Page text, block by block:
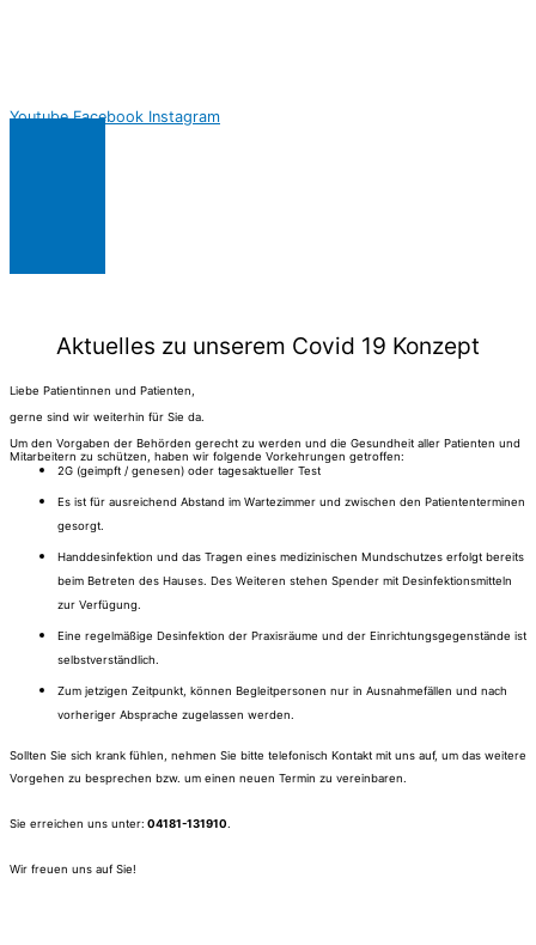
Youtube Facebook Instagram
Aktuelles zu unserem Covid 19 Konzept
Liebe Patientinnen und Patienten,
gerne sind wir weiterhin für Sie da.
Um den Vorgaben der Behörden gerecht zu werden und die Gesundheit aller Patienten und
Mitarbeitern zu schützen, haben wir folgende Vorkehrungen getroffen:
2G (geimpft / genesen) oder tagesaktueller Test
Es ist für ausreichend Abstand im Wartezimmer und zwischen den Patiententerminen
gesorgt.
Handdesinfektion und das Tragen eines medizinischen Mundschutzes erfolgt bereits
beim Betreten des Hauses. Des Weiteren stehen Spender mit Desinfektionsmitteln
zur Verfügung.
Eine regelmäßige Desinfektion der Praxisräume und der Einrichtungsgegenstände ist
selbstverständlich.
Zum jetzigen Zeitpunkt, können Begleitpersonen nur in Ausnahmefällen und nach
vorheriger Absprache zugelassen werden.​
Sollten Sie sich krank fühlen, nehmen Sie bitte telefonisch Kontakt mit uns auf, um das weitere
Vorgehen zu besprechen bzw. um einen neuen Termin zu vereinbaren.
Sie erreichen uns unter: 04181-131910.
Wir freuen uns auf Sie!